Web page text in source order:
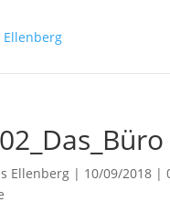
Ellenberg| 10/09/2018|